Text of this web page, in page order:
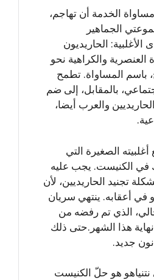
الخدمة أن تهاجم،
الجماهير
الأغلبية: الحاريديون
العنصرية والكراهية نحو
باسم المساواة. تطمح
بالمقابل، إلى ضم
والعرب أيضا،
أغلبيته الصغيرة التي
في الكنيست. يجب عليه
تجنيد الحاريديين، لأن
في أعقابه. ينتهي سريان
الذي تم رفضه من
هذا الشهر.حتى ذلك
جديد.
هو حلّ الكنيست